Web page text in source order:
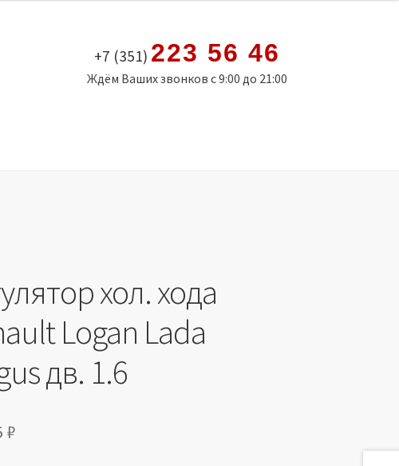
+7 (351) 223 56 46
Ждём Ваших звонков с 9:00 до 21:00
хол. хода
Logan Lada
дв. 1.6
₽